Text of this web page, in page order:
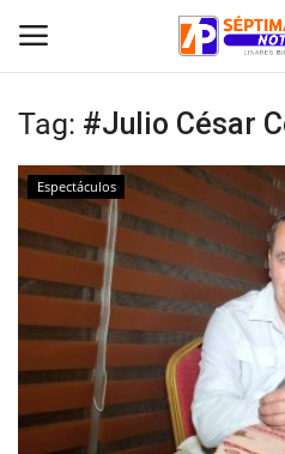
Inicio
Crónica
Policial
Tribunales
Deporte
Tag: #Julio César
Espectáculos